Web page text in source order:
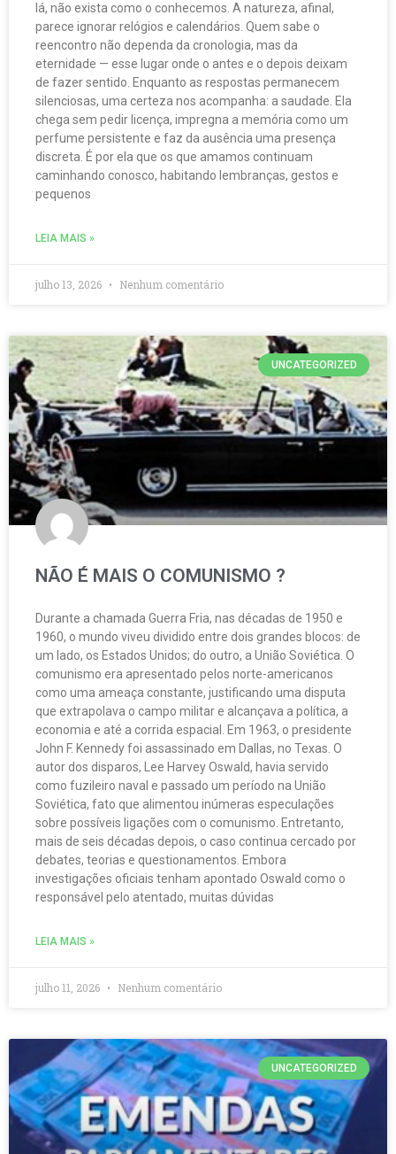
lá, não exista como o conhecemos. A natureza, afinal,
parece ignorar relógios e calendários. Quem sabe o
reencontro não dependa da cronologia, mas da
eternidade — esse lugar onde o antes e o depois deixam
de fazer sentido. Enquanto as respostas permanecem
silenciosas, uma certeza nos acompanha: a saudade. Ela
chega sem pedir licença, impregna a memória como um
perfume persistente e faz da ausência uma presença
discreta. É por ela que os que amamos continuam
caminhando conosco, habitando lembranças, gestos e
pequenos
LEIA MAIS »
julho 13, 2026 Nenhum comentário
UNCATEGORIZED
NÃO É MAIS O COMUNISMO ?
Durante a chamada Guerra Fria, nas décadas de 1950 e
1960, o mundo viveu dividido entre dois grandes blocos: de
um lado, os Estados Unidos; do outro, a União Soviética. O
comunismo era apresentado pelos norte-americanos
como uma ameaça constante, justificando uma disputa
que extrapolava o campo militar e alcançava a política, a
economia e até a corrida espacial. Em 1963, o presidente
John F. Kennedy foi assassinado em Dallas, no Texas. O
autor dos disparos, Lee Harvey Oswald, havia servido
como fuzileiro naval e passado um período na União
Soviética, fato que alimentou inúmeras especulações
sobre possíveis ligações com o comunismo. Entretanto,
mais de seis décadas depois, o caso continua cercado por
debates, teorias e questionamentos. Embora
investigações oficiais tenham apontado Oswald como o
responsável pelo atentado, muitas dúvidas
LEIA MAIS »
julho 11, 2026 Nenhum comentário
UNCATEGORIZED